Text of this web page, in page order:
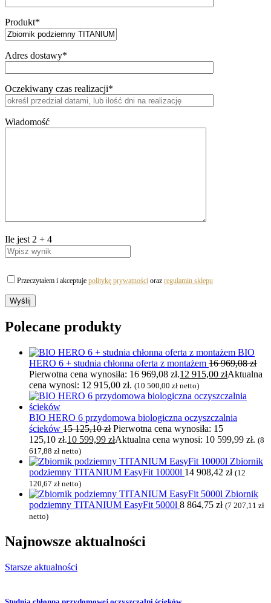
Produkt*
Adres dostawy*
Oczekiwany czas realizacji*
Wiadomość
Ile jest 2 + 4
Przeczytałem i akceptuje politykę prywatności oraz regulamin sklepu
Polecane produkty
BIO
HERO 6 + studnia chłonna oferta z montażem 16 969,08zł
Pierwotna cena wynosiła: 16 969,08 zł.12 915,00 złAktualna
cena wynosi: 12 915,00 zł. (10 500,00 zł netto)
BIO HERO 6 przydomowa biologiczna oczyszczalnia
ścieków 15 125,10zł Pierwotna cena wynosiła: 15
125,10 zł.10 599,99 złAktualna cena wynosi: 10 599,99 zł. (8
617,88 zł netto)
Zbiornik
podziemny TITANIUM EasyFit 10000l 14 908,42 zł (12
120,67 zł netto)
Zbiornik
podziemny TITANIUM EasyFit 5000l 8 864,75 zł (7 207,11 zł
netto)
Najnowsze aktualności
Starsze aktualności